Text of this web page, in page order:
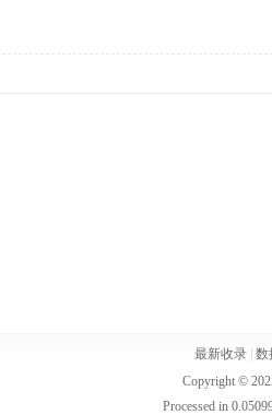
最新收录| 数
Copyright ©
Processed in